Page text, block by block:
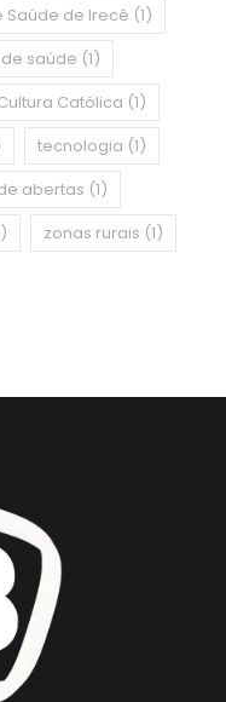
Saúde de Irecê (1)
saúde (1)
Católica (1)
tecnologia (1)
abertas (1)
zonas rurais (1)